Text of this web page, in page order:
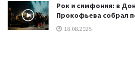
Рок и симфония: в
Прокофьева собрал
18.08.2025